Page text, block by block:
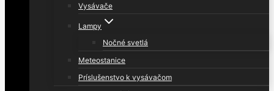
Vysávače
Lampy
Nočné svetlá
Meteostanice
Príslušenstvo k vysávačom